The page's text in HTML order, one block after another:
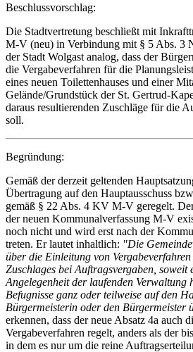
Beschlussvorschlag:
Die Stadtvertretung beschließt mit
M-V (neu) in Verbindung mit § 5 Abs. 3
der Stadt Wolgast analog, dass der
die Vergabeverfahren für die
eines neuen Toilettenhauses und einer
Gelände/Grundstück der St. Gertrud-
daraus resultierenden Zuschläge für die
soll.
Begründung:
Gemäß der derzeit geltenden
Übertragung auf den Hauptausschuss
gemäß § 22 Abs. 4 KV M-V geregelt.
der neuen Kommunalverfassung M-V
noch nicht und wird erst nach der
treten. Er lautet inhaltlich: "Die
über die Einleitung von
Zuschlages bei Auftragsvergaben, soweit
Angelegenheit der laufenden Verwaltung
Befugnisse ganz oder teilweise auf den
Bürgermeisterin oder den Bürgermeister
erkennen, dass der neue Absatz 4a auch
Vergabeverfahren regelt, anders als der
in dem es nur um die reine